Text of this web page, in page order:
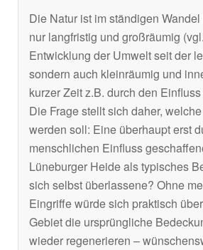
Die Natur ist im ständigen
nur langfristig und großräumig
Entwicklung der Umwelt seit der
sondern auch kleinräumig und
kurzer Zeit z.B. durch den
Die Frage stellt sich daher,
werden soll: Eine überhaupt erst
menschlichen Einfluss
Lüneburger Heide als typisches
sich selbst überlassene? Ohne
Eingriffe würde sich praktisch
Gebiet die ursprüngliche
wieder regenerieren –